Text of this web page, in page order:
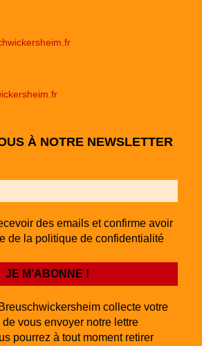
À NOTRE NEWSLETTER
des emails et confirme avoir
de la politique de confidentialité
collecte votre
vous envoyer notre lettre
pourrez à tout moment retirer